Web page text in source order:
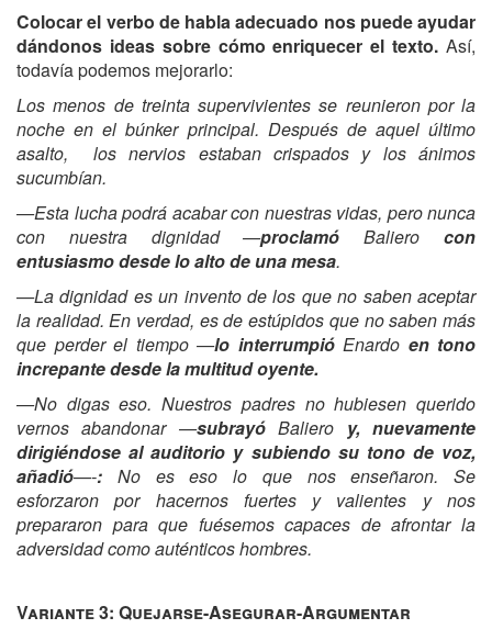
Colocar el verbo de habla adecuado nos puede ayudar
dándonos ideas sobre cómo enriquecer el texto. Así,
todavía podemos mejorarlo:
Los menos de treinta supervivientes se reunieron por la
noche en elbúnker principal. Después de aquel último
asalto, los nervios estaban crispados y los ánimos
sucumbían.
—Esta lucha podrá acabar con nuestras vidas, pero nunca
con nuestra dignidad —proclamó Balierocon
entusiasmo desde lo alto de una mesa.
—La dignidad es un invento de los que no saben aceptar
la realidad. En verdad, es de estúpidos que no saben más
que perder el tiempo —lo interrumpió Enardo en tono
increpante desde la multitud oyente.
—No digas eso. Nuestros padres no hubiesen querido
vernos abandonar —subrayóBaliero y, nuevamente
dirigiéndose al auditorio y subiendo su tono de voz,
añadió—-: No es eso lo que nos enseñaron. Se
esforzaron por hacernos fuertes y valientes y nos
prepararon para que fuésemos capaces de afrontar la
adversidad como auténticos hombres.
Variante 3: Quejarse-Asegurar-Argumentar